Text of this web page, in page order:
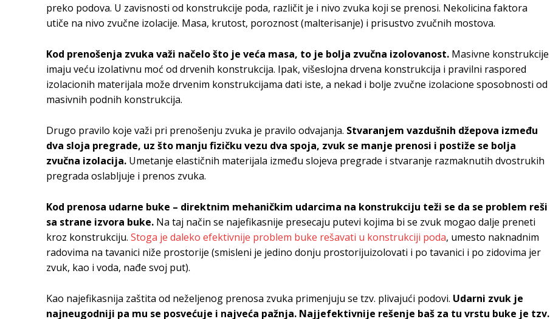
preko podova. U zavisnosti od konstrukcije poda, različit je i nivo zvuka koji se prenosi. Nekolicina faktora
utiče na nivo zvučne izolacije. Masa, krutost, poroznost (malterisanje) i prisustvo zvučnih mostova.
Kod prenošenja zvuka važi načelo što je veća masa, to je bolja zvučna izolovanost. Masivne konstrukcije
imaju veću izolativnu moć od drvenih konstrukcija. Ipak, višeslojna drvena konstrukcija i pravilni raspored
izolacionih materijala može drvenim konstrukcijama dati iste, a nekad i bolje zvučne izolacione sposobnosti od
masivnih podnih konstrukcija.
Drugo pravilo koje važi pri prenošenju zvuka je pravilo odvajanja. Stvaranjem vazdušnih džepova između
dva sloja pregrade, uz što manju fizičku vezu dva spoja, zvuk se manje prenosi i postiže se bolja
zvučna izolacija. Umetanje elastičnih materijala između slojeva pregrade i stvaranje razmaknutih dvostrukih
pregrada oslabljuje i prenos zvuka.
Kod prenosa udarne buke – direktnim mehaničkim udarcima na konstrukciju teži se da se problem reši
sa strane izvora buke. Na taj način se najefikasnije presecaju putevi kojima bi se zvuk mogao dalje preneti
kroz konstrukciju. Stoga je daleko efektivnije problem buke rešavati u konstrukciji poda, umesto naknadnim
radovima na tavanici niže prostorije (smisleni je jedino donju prostorijuizolovati i po tavanici i po zidovima jer
zvuk, kao i voda, nađe svoj put).
Kao najefikasnija zaštita od neželjenog prenosa zvuka primenjuju se tzv. plivajući podovi. Udarni zvuk je
najneugodniji pa mu se posvećuje i najveća pažnja. Najjefektivnije rešenje baš za tu vrstu buke je tzv.